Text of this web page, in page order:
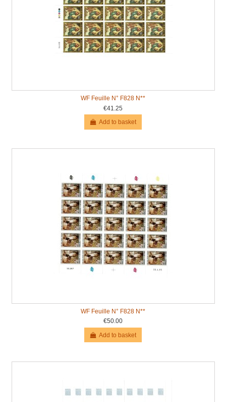
WF Feuille N° F828 N**
€41.25
Add to basket
WF Feuille N° F828 N**
€50.00
Add to basket